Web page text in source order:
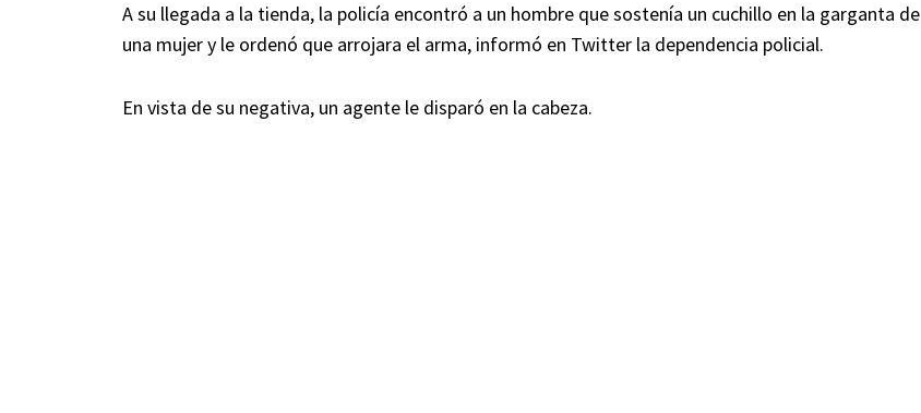
A su llegada a la tienda, la policía encontró a un hombre que sostenía un cuchillo en la garganta de
una mujer y le ordenó que arrojara el arma, informó en Twitter la dependencia policial.
En vista de su negativa, un agente le disparó en la cabeza.